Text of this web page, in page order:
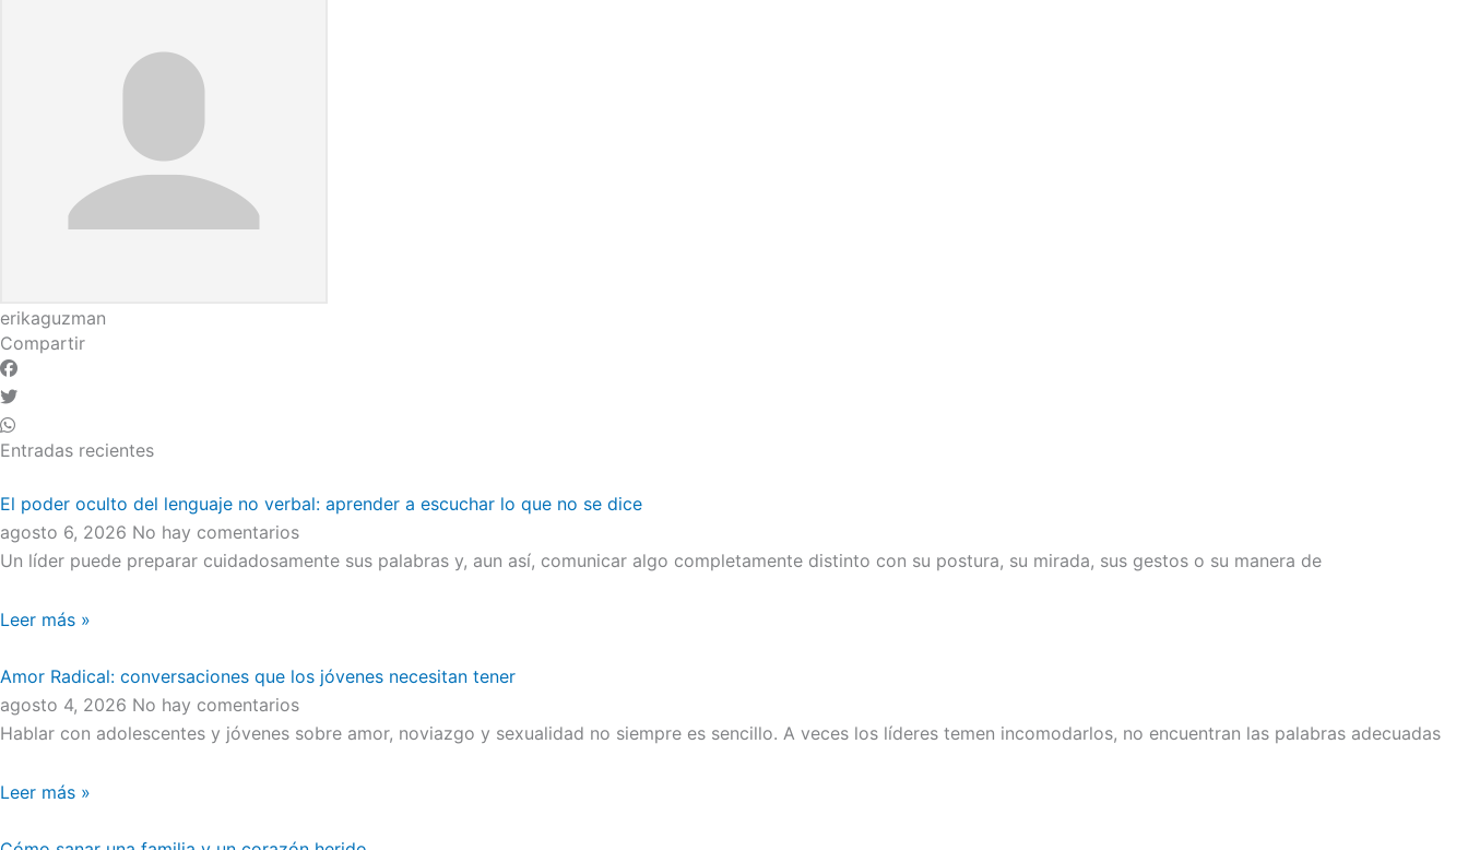
erikaguzman
Compartir
Entradas recientes
El poder oculto del lenguaje no verbal: aprender a escuchar lo que no se dice
agosto 6, 2026 No hay comentarios
Un líder puede preparar cuidadosamente sus palabras y, aun así, comunicar algo completamente distinto con su postura, su mirada, sus gestos o su manera de
Leer más »
Amor Radical: conversaciones que los jóvenes necesitan tener
agosto 4, 2026 No hay comentarios
Hablar con adolescentes y jóvenes sobre amor, noviazgo y sexualidad no siempre es sencillo. A veces los líderes temen incomodarlos, no encuentran las palabras adecuadas
Leer más »